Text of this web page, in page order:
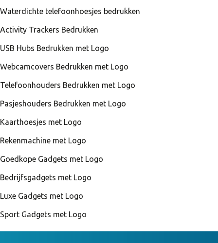
Waterdichte telefoonhoesjes bedrukken
Activity Trackers Bedrukken
USB Hubs Bedrukken met Logo
Webcamcovers Bedrukken met Logo
Telefoonhouders Bedrukken met Logo
Pasjeshouders Bedrukken met Logo
Kaarthoesjes met Logo
Rekenmachine met Logo
Goedkope Gadgets met Logo
Bedrijfsgadgets met Logo
Luxe Gadgets met Logo
Sport Gadgets met Logo